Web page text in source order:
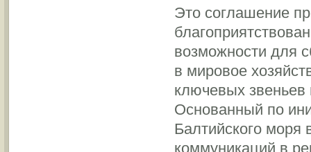
Это соглашение
возможности для
в мировое
ключевых звеньев
Основанный по
Балтийского моря
коммуникаций в